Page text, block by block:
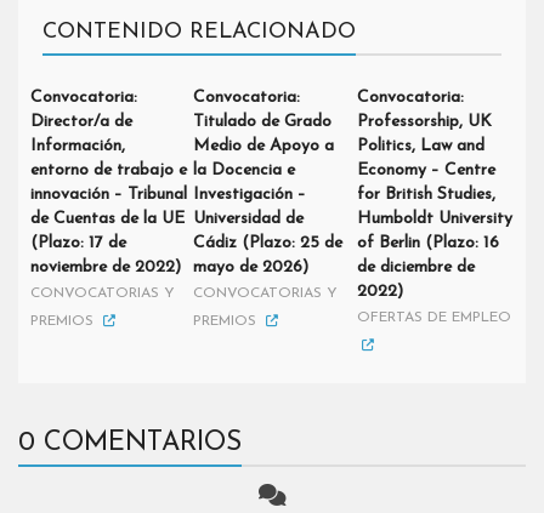
CONTENIDO RELACIONADO
Convocatoria:
Director/a de
Información,
entorno de trabajo e
innovación – Tribunal
de Cuentas de la UE
(Plazo: 17 de
noviembre de 2022)
CONVOCATORIAS Y
PREMIOS
Convocatoria:
Titulado de Grado
Medio de Apoyo a
la Docencia e
Investigación –
Universidad de
Cádiz (Plazo: 25 de
mayo de 2026)
CONVOCATORIAS Y
PREMIOS
Convocatoria:
Professorship, UK
Politics, Law and
Economy – Centre
for British Studies,
Humboldt University
of Berlin (Plazo: 16
de diciembre de
2022)
OFERTAS DE EMPLEO
0 COMENTARIOS